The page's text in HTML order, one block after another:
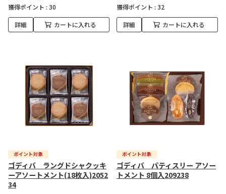
獲得ポイント : 30
詳細 カートに入れる
獲得ポイント : 32
詳細 カートに入れる
ゴディバ ラングドシャクッキ
ーアソートメント(18枚入)2052
34
ゴディバ パティスリー アソー
トメント 8個入209238